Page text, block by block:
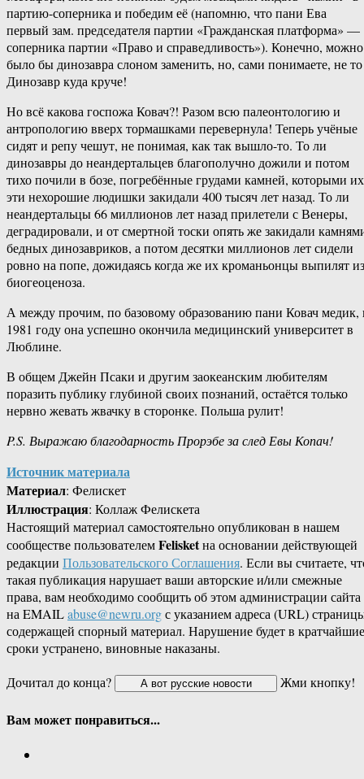
партию-соперника и победим её (напомню, что пани Ева
первый зам. председателя партии «Гражданская платформа» —
соперника партии «Право и справедливость»). Конечно, можно
было бы динозавра слоном заменить, но, сами понимаете, не
Динозавр куда круче!
Но всё какова госпожа Ковач?! Разом всю палеонтологию и
антропологию вверх тормашками перевернула! Теперь учёные
сидят и репу чешут, не понимая, как так вышло-то. То ли
динозавры до неандертальцев благополучно дожили и потом
тихо почили в бозе, погребённые грудами камней, которыми их
эти нехорошие людишки закидали 400 тысяч лет назад. То ли
неандертальцы 66 миллионов лет назад прилетели с Венеры,
деградировали, и от смертной тоски опять же закидали
бедных динозавриков, а потом десятки миллионов лет сидели
ровно на попе, дожидаясь когда же их кроманьонцы выпилят из
биогеоценоза.
А между прочим, по базовому образованию пани Ковач медик,
1981 году она успешно окончила медицинский университет в
Люблине.
В общем Джейн Псаки и другим заокеанским любителям
поразить публику глубиной своих познаний, остаётся только
нервно жевать жвачку в сторонке. Польша рулит!
P.S. Выражаю благодарность Прорэбе за след Евы Копач!
Источник материала
Материал: Фелискет
Иллюстрация: Коллаж Фелискета
Настоящий материал самостоятельно опубликован в нашем
сообществе пользователемFelisketна основании действующей
редакции Пользовательского Соглашения. Если вы считаете,
такая публикация нарушает ваши авторские и/или смежные
права, вам необходимо сообщить об этом администрации сайта
на EMAILabuse@newru.orgс указанием адреса (URL)
содержащей спорный материал. Нарушение будет в кратчайшие
сроки устранено, виновные наказаны.
Дочитал до конца?
Жми кнопку!
Вам может понравиться...